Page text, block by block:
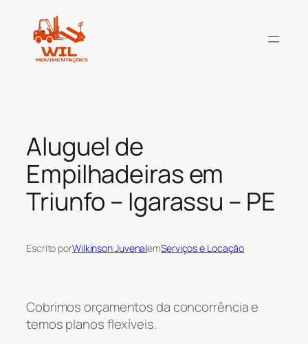
conteúdo
Aluguel de
Empilhadeiras em
Triunfo – Igarassu – PE
Escrito porWilkinson JuvenalemServiços e Locação
Cobrimos orçamentos da concorrência e
temos planos flexíveis.